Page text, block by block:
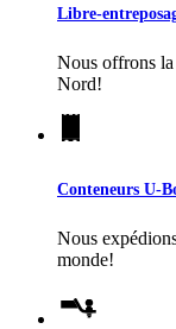
Libre-
Nous offrons
Nord!
Conteneurs U-
Nous
monde!